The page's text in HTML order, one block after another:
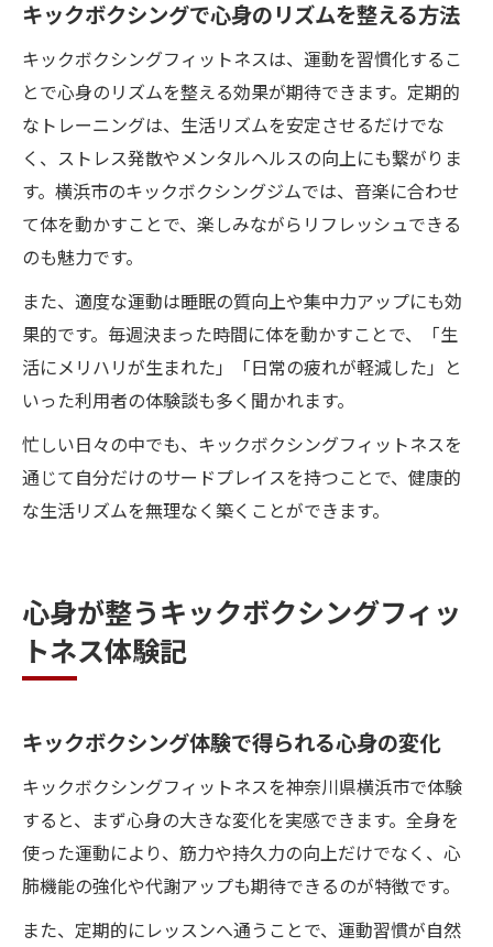
キックボクシングで心身のリズムを整える方法
キックボクシングフィットネスは、運動を習慣化するこ
とで心身のリズムを整える効果が期待できます。定期的
なトレーニングは、生活リズムを安定させるだけでな
く、ストレス発散やメンタルヘルスの向上にも繋がりま
す。横浜市のキックボクシングジムでは、音楽に合わせ
て体を動かすことで、楽しみながらリフレッシュできる
のも魅力です。
また、適度な運動は睡眠の質向上や集中力アップにも効
果的です。毎週決まった時間に体を動かすことで、「生
活にメリハリが生まれた」「日常の疲れが軽減した」と
いった利用者の体験談も多く聞かれます。
忙しい日々の中でも、キックボクシングフィットネスを
通じて自分だけのサードプレイスを持つことで、健康的
な生活リズムを無理なく築くことができます。
心身が整うキックボクシングフィッ
トネス体験記
キックボクシング体験で得られる心身の変化
キックボクシングフィットネスを神奈川県横浜市で体験
すると、まず心身の大きな変化を実感できます。全身を
使った運動により、筋力や持久力の向上だけでなく、心
肺機能の強化や代謝アップも期待できるのが特徴です。
また、定期的にレッスンへ通うことで、運動習慣が自然